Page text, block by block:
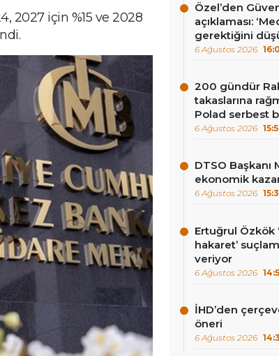
2027 için %15 ve 2028
Özel’den
açıklaması:
gerektiğini
6 Ağustos 2026
200 gündür
takaslarına
Polad serbest
6 Ağustos 2026
DTSO Başkanı
ekonomik
6 Ağustos 2026
Ertuğrul Özkök
hakaret’
veriyor
6 Ağustos 2026
İHD’den
öneri
6 Ağustos 2026